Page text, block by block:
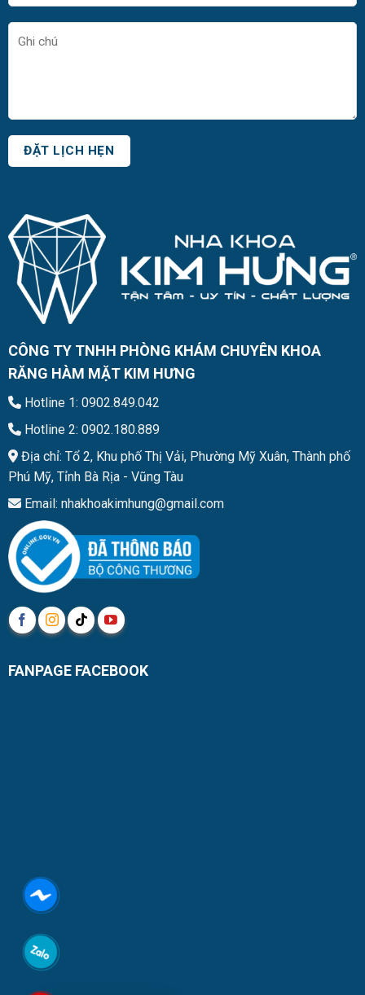
CÔNG TY TNHH PHÒNG KHÁM CHUYÊN KHOA
RĂNG HÀM MẶT KIM HƯNG
Hotline 1: 0902.849.042
Hotline 2: 0902.180.889
Địa chỉ: Tổ 2, Khu phố Thị Vải, Phường Mỹ Xuân, Thành phố
Phú Mỹ, Tỉnh Bà Rịa - Vũng Tàu
Email: nhakhoakimhung@gmail.com
FANPAGE FACEBOOK